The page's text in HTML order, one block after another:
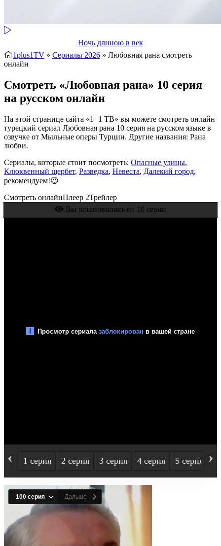
Ночь длиною в век
1plus1TV » Сериалы 2026 » Любовная рана смотреть
онлайн
Смотреть «Любовная рана» 10 серия
на русском онлайн
На этой странице сайта «1+1 ТВ» вы можете смотреть онлайн
турецкий сериал Любовная рана 10 серия на русском языке в
озвучке от Мыльные оперы Турции. Другие названия: Рана
любви.
Сериалы, которые стоит посмотреть: Опасные улицы,
Клюквенный щербет, Разведка, Невеста, Далекий город,
рекомендуем!😉
Смотреть онлайнПлеер 2Трейлер
Вы остановились на 10 серии
‹ 1 серия 2 серия 3 серия 4 серия 5 серия ›